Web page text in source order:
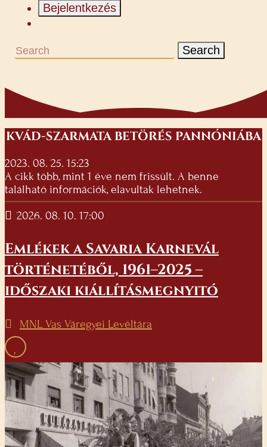
Bejelentkezés
Search
KVÁD-SZARMATA BETÖRÉS PANNÓNIÁBA
2023. 08. 25. 15:23
A cikk több, mint 1 éve nem frissült. A benne
található információk, elavultak lehetnek.
2026. 08. 10. 17:00
Emlékek a Savaria Karnevál
történetéből, 1961–2025 –
időszaki kiállításmegnyitó
MNL Vas Váregyei Levéltára